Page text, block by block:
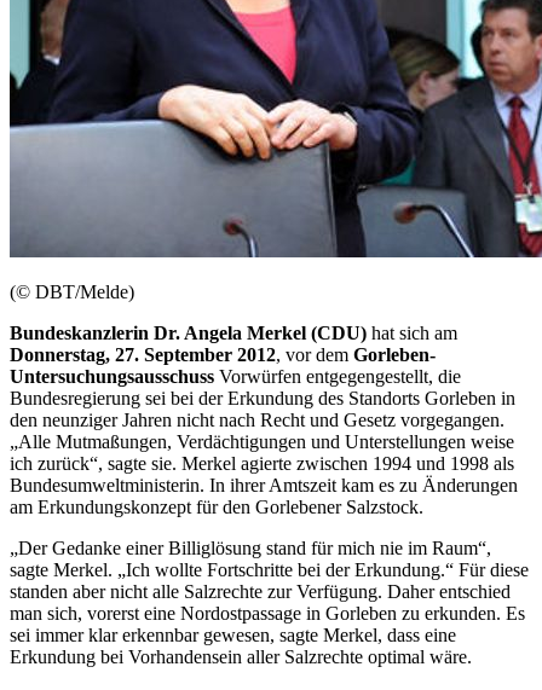
(© DBT/Melde)
Bundeskanzlerin Dr. Angela Merkel (CDU) hat sich am
Donnerstag, 27. September 2012, vor dem Gorleben-
Untersuchungsausschuss Vorwürfen entgegengestellt, die
Bundesregierung sei bei der Erkundung des Standorts Gorleben in
den neunziger Jahren nicht nach Recht und Gesetz vorgegangen.
„Alle Mutmaßungen, Verdächtigungen und Unterstellungen weise
ich zurück“, sagte sie. Merkel agierte zwischen 1994 und 1998 als
Bundesumweltministerin. In ihrer Amtszeit kam es zu Änderungen
am Erkundungskonzept für den Gorlebener Salzstock.
„Der Gedanke einer Billiglösung stand für mich nie im Raum“,
sagte Merkel. „Ich wollte Fortschritte bei der Erkundung.“ Für diese
standen aber nicht alle Salzrechte zur Verfügung. Daher entschied
man sich, vorerst eine Nordostpassage in Gorleben zu erkunden. Es
sei immer klar erkennbar gewesen, sagte Merkel, dass eine
Erkundung bei Vorhandensein aller Salzrechte optimal wäre.